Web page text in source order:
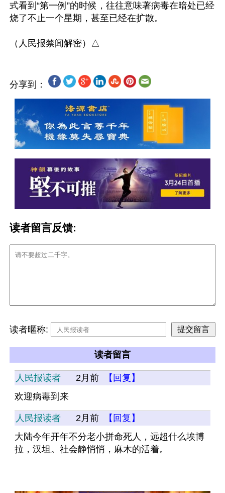
式看到“第一例”的时候，往往意味著病毒在暗处已经
烧了不止一个星期，甚至已经在扩散。
分享到：
读者留言反馈:
读者暱称:
读者留言
人民报读者 2月前
【回复】
欢迎病毒到来
人民报读者 2月前
【回复】
大陆今年开年不分老小拼命死人，远超什么埃博
拉，汉坦。社会静悄悄，麻木的活着。